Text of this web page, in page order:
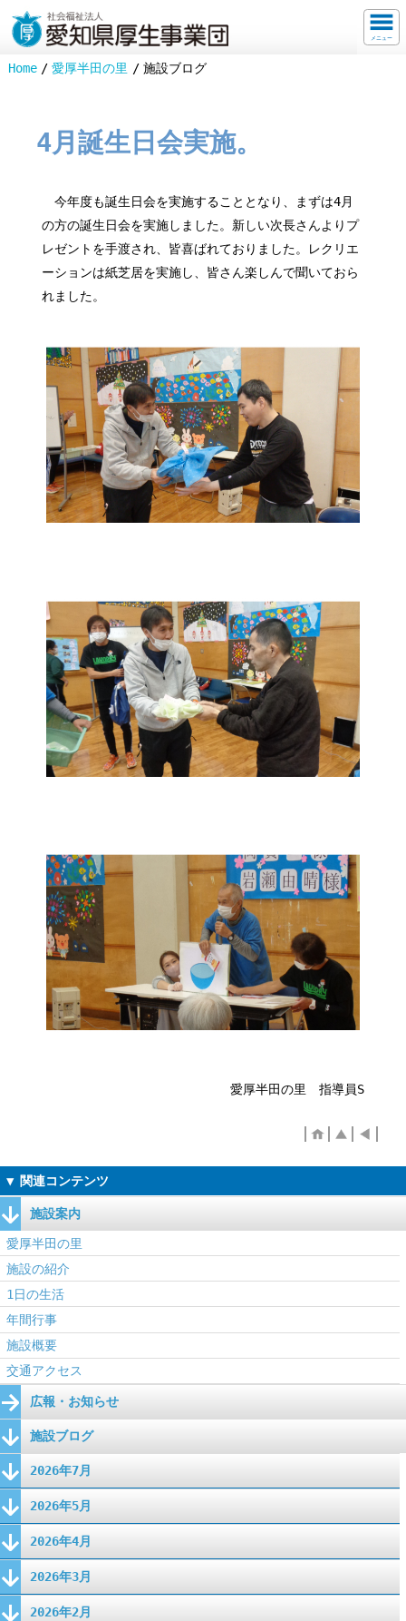
メニュー
Home 愛厚半田の里 施設ブログ
4月誕生日会実施。
今年度も誕生日会を実施することとなり、まずは4月
の方の誕生日会を実施しました。新しい次長さんよりプ
レゼントを手渡され、皆喜ばれておりました。レクリエ
ーションは紙芝居を実施し、皆さん楽しんで聞いておら
れました。
愛厚半田の里 指導員S
施設案内
愛厚半田の里
施設の紹介
1日の生活
年間行事
施設概要
交通アクセス
広報・お知らせ
施設ブログ
2026年7月
2026年5月
2026年4月
2026年3月
2026年2月